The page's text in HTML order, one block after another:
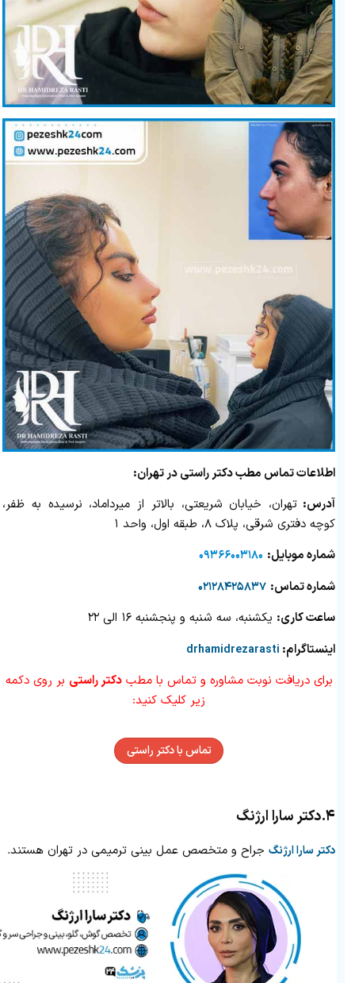
اطلاعات تماس مطب دکتر راستی در تهران:
آدرس: تهران، خیابان شریعتی، بالاتر از میرداماد، نرسیده به ظفر،
کوچه دفتری شرقی، پلاک ۸، طبقه اول، واحد ۱
شماره‌‌ موبایل: ۰۹۳۶۶۰۰۳۱۸۰
شماره تماس: ۰۲۱۲۸۴۲۵۸۳۷
ساعت کاری: یکشنبه، سه شنبه و پنجشنبه ۱۶ الی ۲۲
اینستاگرام: drhamidrezarasti
برای دریافت نوبت مشاوره و تماس با مطبدکتر راستی بر روی دکمه
زیر کلیک کنید:
تماس با دکتر راستی
۴. دکتر سارا ارژنگ
دکتر سارا ارژنگ جراح و متخصص عمل بینی ترمیمی در تهران هستند.